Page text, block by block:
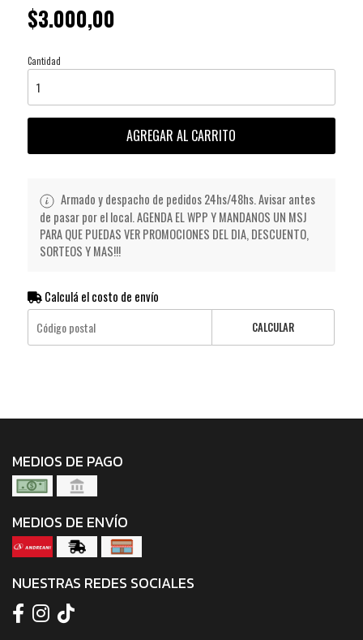
$3.000,00
Cantidad
AGREGAR AL CARRITO
Armado y despacho de pedidos 24hs/48hs. Avisar antes
de pasar por el local. AGENDA EL WPP Y MANDANOS UN MSJ
PARA QUE PUEDAS VER PROMOCIONES DEL DIA, DESCUENTO,
SORTEOS Y MAS!!!
Calculá el costo de envío
CALCULAR
MEDIOS DE PAGO
MEDIOS DE ENVÍO
NUESTRAS REDES SOCIALES